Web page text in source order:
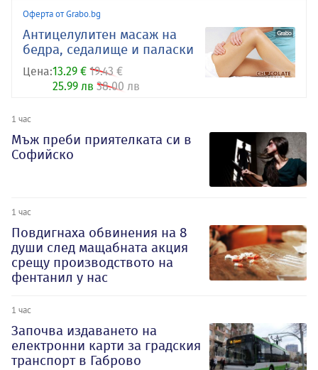
Оферта от Grabo.bg
Антицелулитен масаж на
бедра, седалище и паласки
Цена:13.29 € 19.43 €
25.99 лв 38.00 лв
1 час
Мъж преби приятелката си в
Софийско
1 час
Повдигнаха обвинения на 8
души след мащабната акция
срещу производството на
фентанил у нас
1 час
Започва издаването на
електронни карти за градския
транспорт в Габрово